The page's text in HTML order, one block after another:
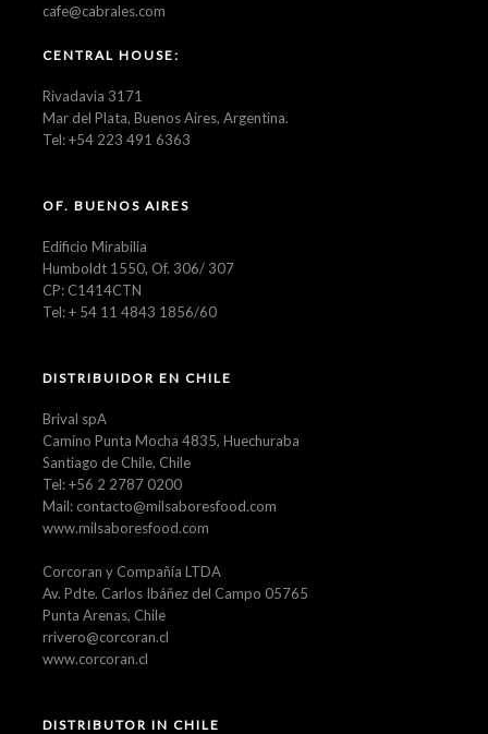
cafe@cabrales.com
CENTRAL HOUSE:
Rivadavia 3171
Mar del Plata, Buenos Aires, Argentina.
Tel: +54 223 491 6363
OF. BUENOS AIRES
Edificio Mirabilia
Humboldt 1550, Of. 306/ 307
CP: C1414CTN
Tel: + 54 11 4843 1856/60
DISTRIBUIDOR EN CHILE
Brival spA
Camino Punta Mocha 4835, Huechuraba
Santiago de Chile, Chile
Tel: +56 2 2787 0200
Mail: contacto@milsaboresfood.com
www.milsaboresfood.com
Corcoran y Compañía LTDA
Av. Pdte. Carlos Ibáñez del Campo 05765
Punta Arenas, Chile
rrivero@corcoran.cl
www.corcoran.cl
DISTRIBUTOR IN CHILE